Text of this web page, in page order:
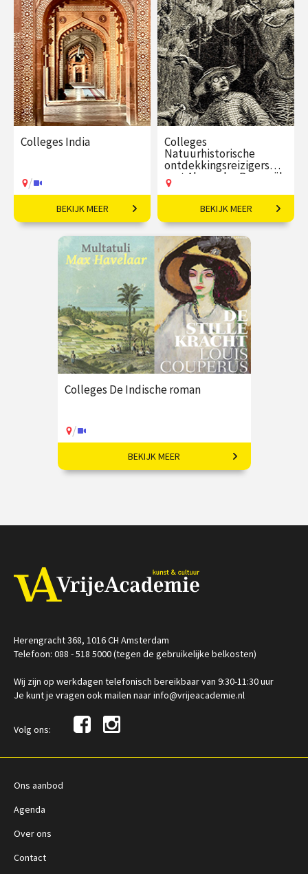
Colleges India
/
Een grootmacht in
opkomst.
€ 195,00
vanaf 22
Op locatie of online
BEKIJK MEER
Colleges
Natuurhistorische
ontdekkingsreizigers
met Alexander Reeuwijk
In het spoor van de grote
natuurhistorische
ontdekkingsreizigers.
€ 109,00
vanaf 16
sep
Op locatie
BEKIJK MEER
Colleges De Indische roman
/
Koloniale erfenis in de moderne
Nederlandse literatuur.
BEKIJK MEER
Herengracht 368, 1016 CH Amsterdam
Telefoon: 088 - 518 5000 (tegen de gebruikelijke belkosten)
Wij zijn op werkdagen telefonisch bereikbaar van 9:30-11:30 uur
Je kunt je vragen ook mailen naar info@vrijeacademie.nl
Volg ons:
Ons aanbod
Agenda
Over ons
Contact